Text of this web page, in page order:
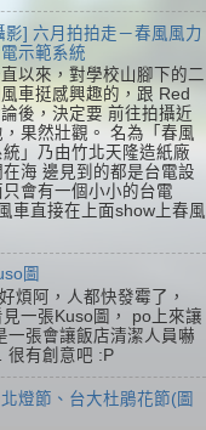
影] 六月拍拍走－春風風力
示範系統
以來，對學校山腳下的二
車挺感興趣的，跟 Red
後，決定要 前往拍攝近
果然壯觀。 名為「春風
」乃由竹北天隆造紙廠
海 邊見到的都是台電設
會有一個小小的台電
車直接在上面show上春風
圖
煩阿，人都快發霉了，
一張Kuso圖， po上來讓
一張會讓飯店清潔人員嚇
很有創意吧 :P
燈節、台大杜鵑花節(圖